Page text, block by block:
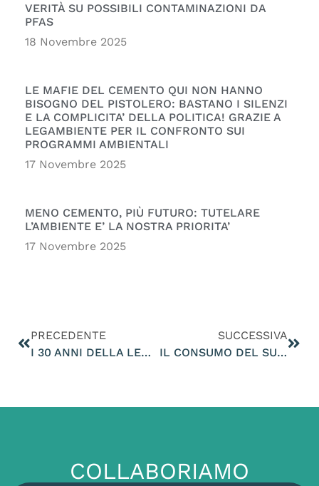
VERITÀ SU POSSIBILI CONTAMINAZIONI DA
PFAS
18 Novembre 2025
LE MAFIE DEL CEMENTO QUI NON HANNO
BISOGNO DEL PISTOLERO: BASTANO I SILENZI
E LA COMPLICITA’ DELLA POLITICA! GRAZIE A
LEGAMBIENTE PER IL CONFRONTO SUI
PROGRAMMI AMBIENTALI
17 Novembre 2025
MENO CEMENTO, PIÙ FUTURO: TUTELARE
L’AMBIENTE E’ LA NOSTRA PRIORITA’
17 Novembre 2025
PRECEDENTE
I 30 ANNI DELLA LEGGE VENETA SUGLI ANIMALI D’AFFEZIONE E RANDAGISMO MERCOLEDÌ 8 NOVEMBRE CONFERENZA A BASSANO DEL GRAPPA (VI)
SUCCESSIVA
IL CONSUMO DEL SUOLO NELL’ERA DEI POLI LOGISTICI – INCONTRO 3 NOVEMBRE 2023 A CONSELVE (PD)
COLLABORIAMO